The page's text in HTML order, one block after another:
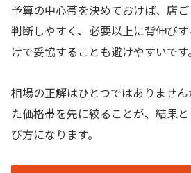
予算の中心帯を決めておけば、店
判断しやすく、必要以上に背伸び
けで妥協することも避けやすいです。
相場の正解はひとつではありませ
た価格帯を先に絞ることが、結果
び方になります。